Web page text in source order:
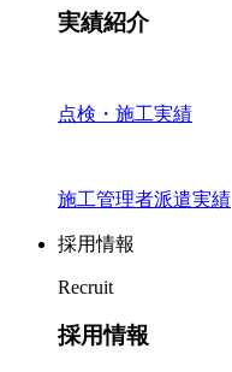
実績紹介
点検・施工実績
施工管理者派遣実績
採用情報
Recruit
採用情報